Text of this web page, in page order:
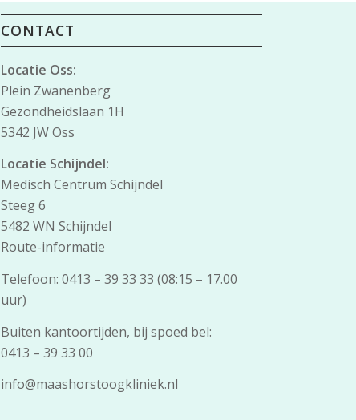
CONTACT
Locatie Oss:
Plein Zwanenberg
Gezondheidslaan 1H
5342 JW Oss
Locatie Schijndel:
Medisch Centrum Schijndel
Steeg 6
5482 WN Schijndel
Route-informatie
Telefoon: 0413 – 39 33 33 (08:15 – 17.00
uur)
Buiten kantoortijden, bij spoed bel:
0413 – 39 33 00
info@maashorstoogkliniek.nl